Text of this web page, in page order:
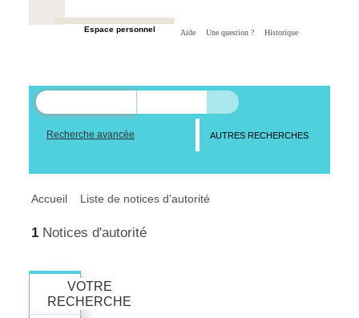
Espace personnel Aide Une question ? Historique
Recherche avancée AUTRES RECHERCHES
Accueil Liste de notices d’autorité
1 Notices d'autorité
VOTRE
RECHERCHE